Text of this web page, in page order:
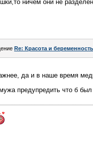
ничем они не
Re: Красота и
да и в наше время
предупредить что б